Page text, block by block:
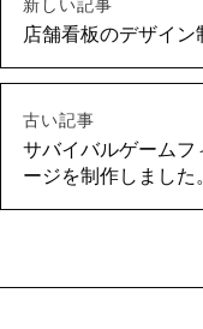
店舗看板のデザイン
古い記事
サバイバルゲームフ
ージを制作しました